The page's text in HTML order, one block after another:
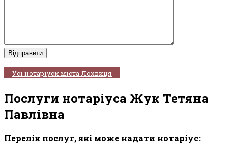
Усі нотаріуси міста Лохвиця
Послуги нотаріуса Жук Тетяна
Павлівна
Перелік послуг, які може надати нотаріус: